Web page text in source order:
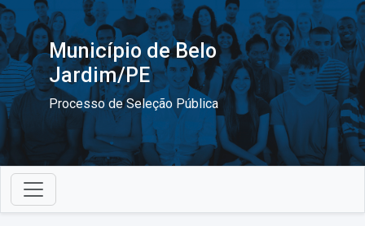
Município de Belo
Jardim/PE
Processo de Seleção Pública